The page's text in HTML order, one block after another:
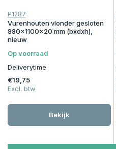
P1287
Vurenhouten vlonder gesloten
880x1100x20 mm (bxdxh),
nieuw
Op voorraad
Deliverytime
€19,75
Excl. btw
Bekijk